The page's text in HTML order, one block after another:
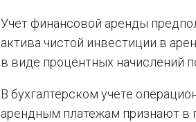
Учет финансовой аренды
актива чистой инвестиции в
в виде процентных начислений
В бухгалтерском учете
арендным платежам признают в